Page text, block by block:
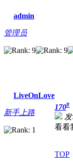
admin
管理员
LiveOnLove
新手上路
170#
看看
TOP